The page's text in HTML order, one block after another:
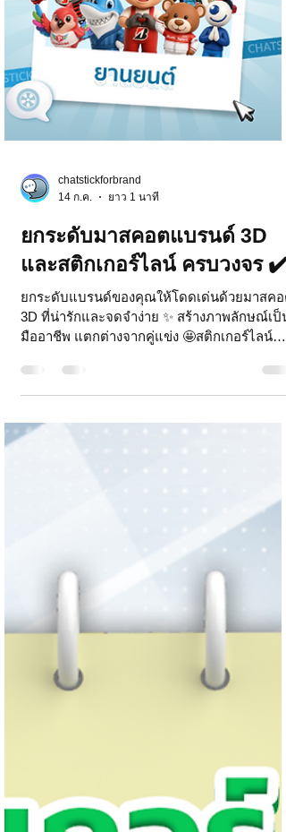
14 ก.ค.
ยาว 1 นาที
ยกระดับมาสคอตแบรนด์ 3D
และสติกเกอร์ไลน์ ครบวงจร ✔️
ยกระดับแบรนด์ของคุณให้โดดเด่นด้วยมาสคอต
มืออาชีพ แตกต่างจากคู่แข่ง 🤩สติกเกอร์ไลน์
บริการแจกฟรี ✔️ออกแบบใหม่ ครบวงจร ✔️เข้า
✔️ปรับลุคให้ทันสมัย ✔️สร้างความประทับใจ
🚀ทักเลย #ChatStick #มาสคอต3D #สติกเกอร์
ไลน์ #สร้างแบรนด์ #Branding #ออกแบบ
คาแรคเตอร์ #ของขวัญ #รับวาดสติกเกอร์